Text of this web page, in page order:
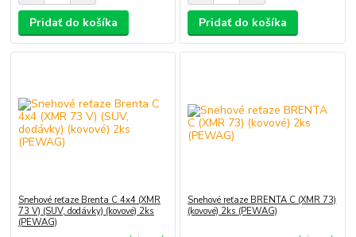
Pridať do košíka Pridať do košíka
Snehové reťaze Brenta C 4x4 (XMR
73 V) (SUV, dodávky) (kovové) 2ks
(PEWAG)
Snehové reťaze BRENTA C (XMR 73)
(kovové) 2ks (PEWAG)